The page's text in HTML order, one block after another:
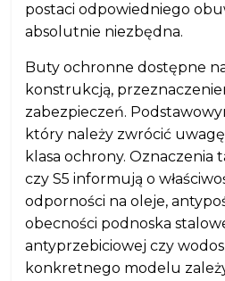
postaci odpowiedniego
absolutnie niezbędna.
Buty ochronne dostępne
konstrukcją,
zabezpieczeń.
który należy zwrócić
klasa ochrony. Oznaczenia
czy S5 informują o
odporności na oleje,
obecności podnoska
antyprzebiciowej czy
konkretnego modelu